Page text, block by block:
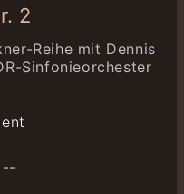
2
Reihe mit Dennis
Sinfonieorchester